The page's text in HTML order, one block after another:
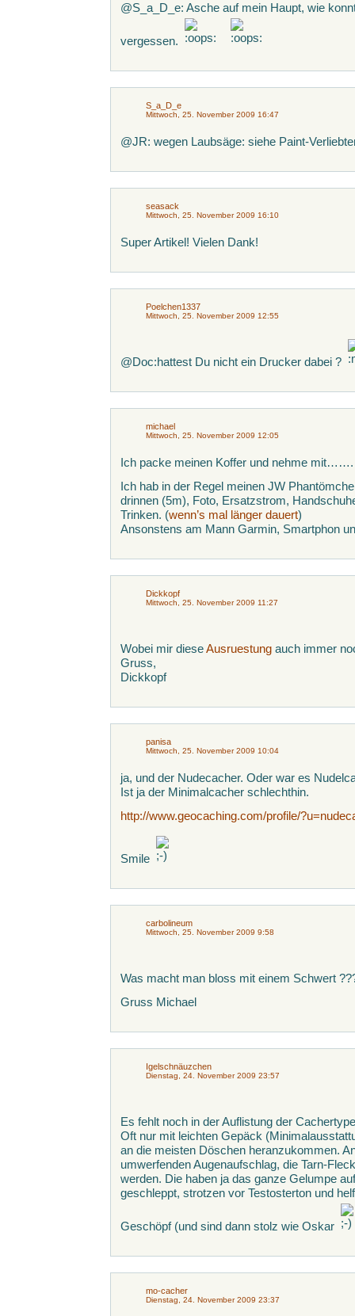
@S_a_D_e: Asche auf mein Haupt, wie
vergessen.
S_a_D_e
Mittwoch, 25. November 2009 16:47
@JR: wegen Laubsäge: siehe Paint-
seasack
Mittwoch, 25. November 2009 16:10
Super Artikel! Vielen Dank!
Poelchen1337
Mittwoch, 25. November 2009 12:55
@Doc:hattest Du nicht ein Drucker dabei ?
michael
Mittwoch, 25. November 2009 12:05
Ich packe meinen Koffer und nehme mit…….
Ich hab in der Regel meinen JW
drinnen (5m), Foto, Ersatzstrom,
Trinken. (wenn’s mal länger dauert)
Ansonstens am Mann Garmin, Smartphon
Dickkopf
Mittwoch, 25. November 2009 11:27
Wobei mir dieseAusruestung auch immer
Gruss,
Dickkopf
panisa
Mittwoch, 25. November 2009 10:04
ja, und der Nudecacher. Oder war es
Ist ja der Minimalcacher schlechthin.
http://www.geocaching.com/profile/
Smile
carbolineum
Mittwoch, 25. November 2009 9:58
Was macht man bloss mit einem Schwert
Gruss Michael
Igelschnäuzchen
Dienstag, 24. November 2009 23:57
Es fehlt noch in der Auflistung der
Oft nur mit leichten Gepäck
an die meisten Döschen heranzukommen.
umwerfenden Augenaufschlag, die Tarn-
werden. Die haben ja das ganze Gelumpe
geschleppt, strotzen vor Testosterton und
Geschöpf (und sind dann stolz wie Oskar
mo-cacher
Dienstag, 24. November 2009 23:37